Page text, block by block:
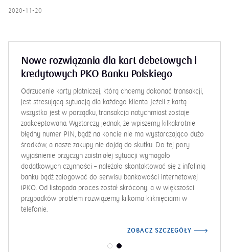
2020-11-20
Nowe rozwiązania dla kart debetowych i
kredytowych PKO Banku Polskiego
Odrzucenie karty płatniczej, którą chcemy dokonać transakcji,
jest stresującą sytuacją dla każdego klienta. Jeżeli z kartą
wszystko jest w porządku, transakcja natychmiast zostaje
zaakceptowana. Wystarczy jednak, że wpiszemy kilkakrotnie
błędny numer PIN, bądź na koncie nie ma wystarczająco dużo
środków, a nasze zakupy nie dojdą do skutku. Do tej pory
wyjaśnienie przyczyn zaistniałej sytuacji wymagało
dodatkowych czynności – należało skontaktować się z infolinią
banku bądź zalogować do serwisu bankowości internetowej
iPKO. Od listopada proces został skrócony, a w większości
przypadków problem rozwiążemy kilkoma kliknięciami w
telefonie.
ZOBACZ SZCZEGÓŁY